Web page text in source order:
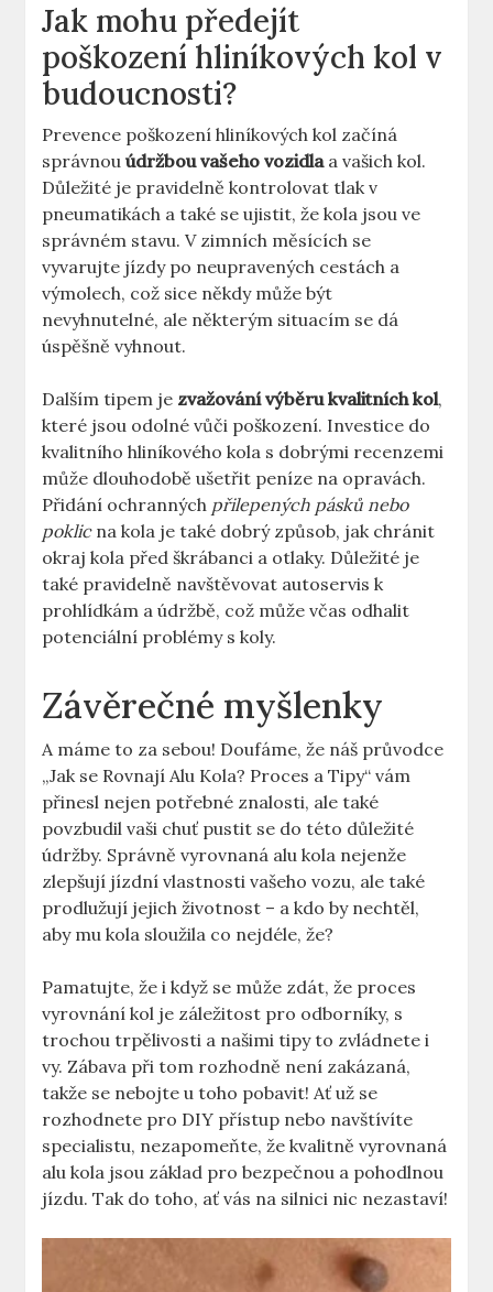
Jak mohu předejít
poškození hliníkových kol v
budoucnosti?
Prevence poškození hliníkových kol začíná
správnouúdržbou vašeho vozidlaa vašich kol.
Důležité je pravidelně kontrolovat tlak v
pneumatikách a také se ujistit, že kola jsou ve
správném stavu. V zimních měsících se
vyvarujte jízdy po neupravených cestách a
výmolech, což sice někdy může být
nevyhnutelné, ale některým situacím se dá
úspěšně vyhnout.
Dalším tipem je zvažování výběru kvalitních kol,
které jsou odolné vůči poškození. Investice do
kvalitního hliníkového kola s dobrými recenzemi
může dlouhodobě ušetřit peníze na opravách.
Přidání ochranných přilepených pásků nebo
poklicna kola je také dobrý způsob, jak chránit
okraj kola před škrábanci a otlaky. Důležité je
také pravidelně navštěvovat autoservis k
prohlídkám a údržbě, což může včas odhalit
potenciální problémy s koly.
Závěrečné myšlenky
A máme to za sebou! Doufáme, že náš průvodce
„Jak se Rovnají Alu Kola? Proces a Tipy“ vám
přinesl nejen potřebné znalosti, ale také
povzbudil vaši chuť pustit se do této důležité
údržby. Správně vyrovnaná alu kola nejenže
zlepšují jízdní vlastnosti vašeho vozu, ale také
prodlužují jejich životnost – a kdo by nechtěl,
aby mu kola sloužila co nejdéle, že?
Pamatujte, že i když se může zdát, že proces
vyrovnání kol je záležitost pro odborníky, s
trochou trpělivosti a našimi tipy to zvládnete i
vy. Zábava při tom rozhodně není zakázaná,
takže se nebojte u toho pobavit! Ať už se
rozhodnete pro DIY přístup nebo navštívíte
specialistu, nezapomeňte, že kvalitně vyrovnaná
alu kola jsou základ pro bezpečnou a pohodlnou
jízdu. Tak do toho, ať vás na silnici nic nezastaví!